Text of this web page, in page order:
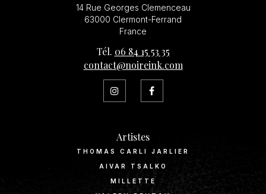
14 Rue Georges Clemenceau
63000 Clermont-Ferrand
France
Tél. 06 84 15 53 35
contact@noireink.com
Artistes
THOMAS CARLI JARLIER
AIVAR TSALKO
MILLETTE